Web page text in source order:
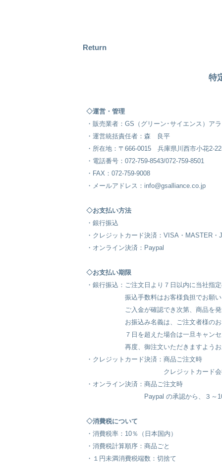
Return
特
◇運営・管理
・販売業者：GS（グリーン･サイエンス）ア
・運営統括責任者：森 良平
・所在地：〒666-0015 兵庫県川西市小花2-
・電話番号：072-759-8543/072-759-8501
・FAX：072-759-9008
・メールアドレス： info@gsalliance.co.jp
◇お支払い方法
・銀行振込
・クレジットカード決済：VISA・MASTER
・オンライン決済：Paypal
◇お支払い期限
・銀行振込：ご注文日より７ 日以内に当社指
振込手数料はお客様負担でお願いい
ご入金が確認でき次第、商品を発送
お振込み名義は、ご注文者様のお名
７日を超えた場合は一旦キャンセル
再度、御注文いただきますようお願
・クレジットカード決済：商品ご注文時
クレジットカード会社の承認か
・オンライン決済：商品ご注文時
Paypal の承認から、３～10日を
◇消費税について
・消費税率：10％（日本国内）
・消費税計算順序：商品ごと
・１円未満消費税端数：切捨て